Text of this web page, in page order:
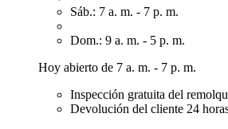
Sáb.: 7 a. m. - 7 p. m.
Dom.: 9 a. m. - 5 p. m.
Hoy abierto de 7 a. m. - 7 p. m.
Inspección gratuita del
Devolución del cliente 24